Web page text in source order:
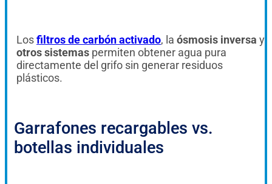
Losfiltros de carbón activado, la ósmosis inversa y
otros sistemas permiten obtener agua pura
directamente del grifo sin generar residuos
plásticos.
Garrafones recargables vs.
botellas individuales